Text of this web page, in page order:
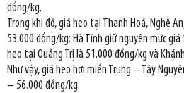
đồng/kg.
Trong khi đó, giá heo tại Thanh Hoá, Nghệ
53.000 đồng/kg; Hà Tĩnh giữ nguyên mức
heo tại Quảng Trị là 51.000 đồng/kg và
Như vậy, giá heo hơi miền Trung – Tây
– 56.000 đồng/kg.